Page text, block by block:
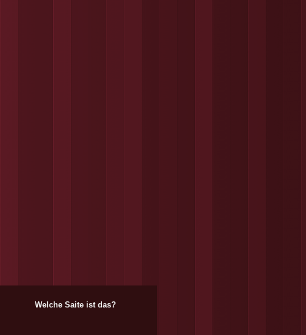
Welche Saite ist das?